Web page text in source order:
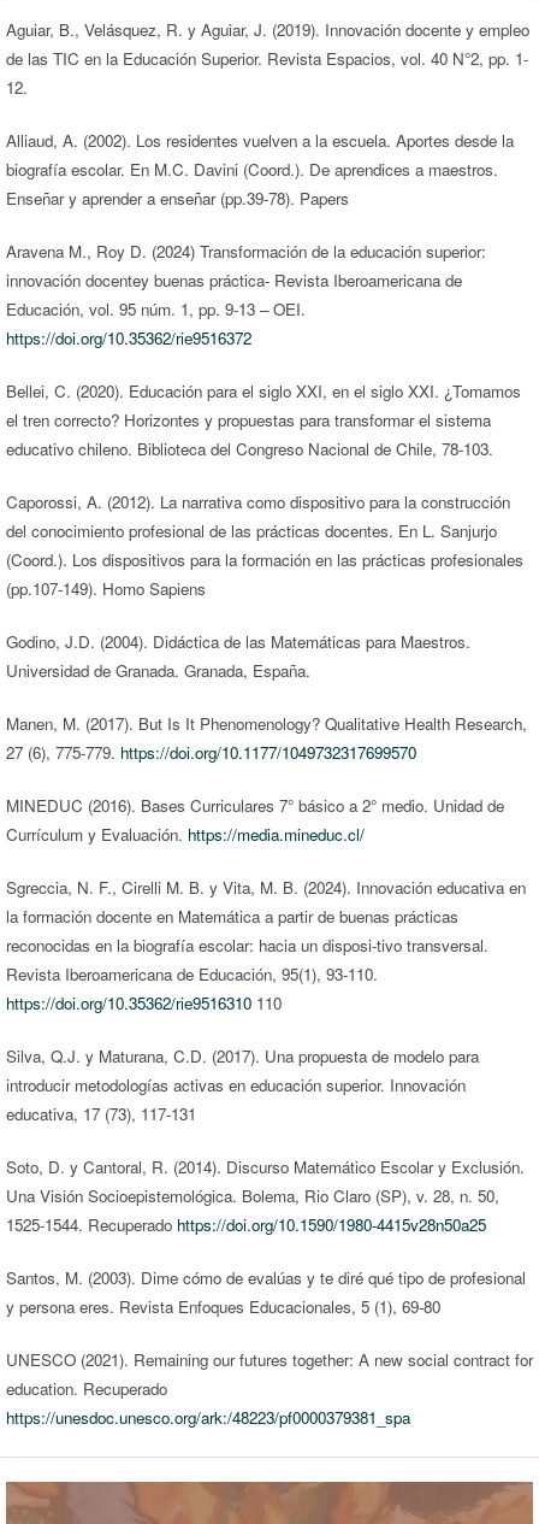
Aguiar, B., Velásquez, R. y Aguiar, J. (2019). Innovación docente y empleo
de las TIC en la Educación Superior. Revista Espacios, vol. 40 N°2, pp. 1-
12.
Alliaud, A. (2002). Los residentes vuelven a la escuela. Aportes desde la
biografía escolar. En M.C. Davini (Coord.). De aprendices a maestros.
Enseñar y aprender a enseñar (pp.39-78). Papers
Aravena M., Roy D. (2024) Transformación de la educación superior:
innovación docentey buenas práctica- Revista Iberoamericana de
Educación, vol. 95 núm. 1, pp. 9-13 – OEI.
https://doi.org/10.35362/rie9516372
Bellei, C. (2020). Educación para el siglo XXI, en el siglo XXI. ¿Tomamos
el tren correcto? Horizontes y propuestas para transformar el sistema
educativo chileno. Biblioteca del Congreso Nacional de Chile, 78-103.
Caporossi, A. (2012). La narrativa como dispositivo para la construcción
del conocimiento profesional de las prácticas docentes. En L. Sanjurjo
(Coord.). Los dispositivos para la formación en las prácticas profesionales
(pp.107-149). Homo Sapiens
Godino, J.D. (2004). Didáctica de las Matemáticas para Maestros.
Universidad de Granada. Granada, España.
Manen, M. (2017). But Is It Phenomenology? Qualitative Health Research,
27 (6), 775-779. https://doi.org/10.1177/1049732317699570
MINEDUC (2016). Bases Curriculares 7° básico a 2° medio. Unidad de
Currículum y Evaluación. https://media.mineduc.cl/
Sgreccia, N. F., Cirelli M. B. y Vita, M. B. (2024). Innovación educativa en
la formación docente en Matemática a partir de buenas prácticas
reconocidas en la biografía escolar: hacia un disposi-tivo transversal.
Revista Iberoamericana de Educación, 95(1), 93-110.
https://doi.org/10.35362/rie9516310110
Silva, Q.J. y Maturana, C.D. (2017). Una propuesta de modelo para
introducir metodologías activas en educación superior. Innovación
educativa, 17 (73), 117-131
Soto, D. y Cantoral, R. (2014). Discurso Matemático Escolar y Exclusión.
Una Visión Socioepistemológica. Bolema, Rio Claro (SP), v. 28, n. 50,
1525-1544. Recuperado https://doi.org/10.1590/1980-4415v28n50a25
Santos, M. (2003). Dime cómo de evalúas y te diré qué tipo de profesional
y persona eres. Revista Enfoques Educacionales, 5 (1), 69-80
UNESCO (2021). Remaining our futures together: A new social contract for
education. Recuperado
https://unesdoc.unesco.org/ark:/48223/pf0000379381_spa